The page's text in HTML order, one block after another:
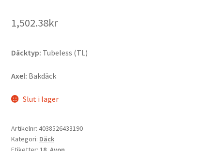
1,502.38kr
Däcktyp: Tubeless (TL)
Axel: Bakdäck
Slut i lager
Artikelnr: 4038526433190
Kategori: Däck